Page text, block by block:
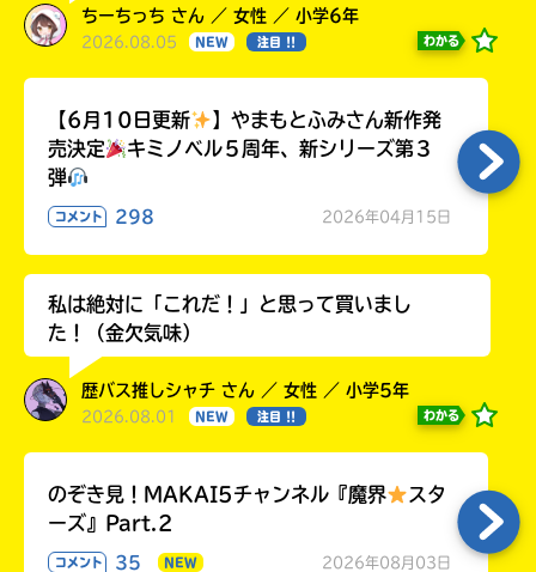
ちーちっち さん ／ 女性 ／ 小学6年
2026.08.05 NEW 注目 !! わかる
【6月10日更新
】やまもとふみさん新作発
売決定
キミノベル５周年、新シリーズ第３
弾
コメント 298 2026年04月15日
私は絶対に「これだ！」と思って買いまし
た！（金欠気味）
歴バス推しシャチ さん ／ 女性 ／ 小学5年
2026.08.01 NEW 注目 !! わかる
のぞき見！MAKAI5チャンネル『魔界
スタ
ーズ』Part.2
コメント 35 NEW 2026年08月03日